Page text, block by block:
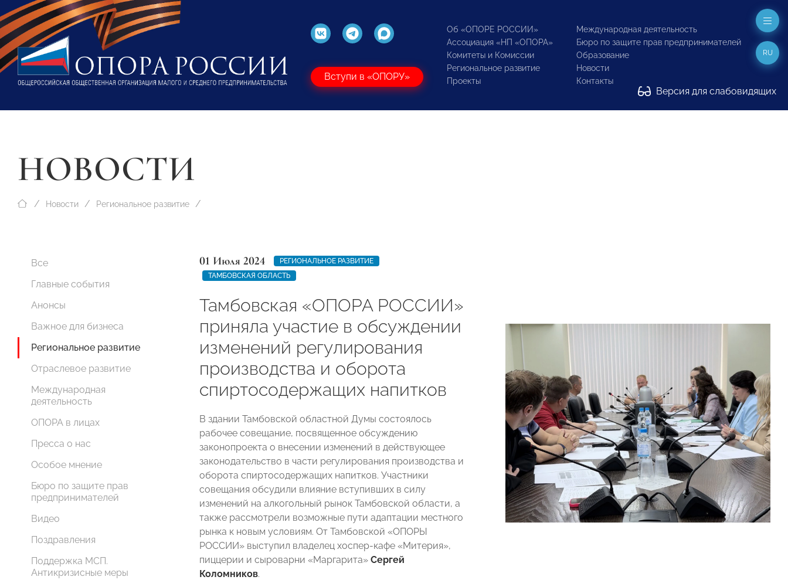
Вступи в «ОПОРУ»
Об «ОПОРЕ РОССИИ»
Ассоциация «НП «ОПОРА»
Комитеты и Комиссии
Региональное развитие
Проекты
Международная деятельность
Бюро по защите прав предпринимателей
Образование
Новости
Контакты
Версия для слабовидящих
RU
НОВОСТИ
Новости Региональное развитие
Все
Главные события
Анонсы
Важное для бизнеса
Региональное развитие
Отраслевое развитие
Международная
деятельность
ОПОРА в лицах
Пресса о нас
Особое мнение
Бюро по защите прав
предпринимателей
Видео
Поздравления
Поддержка МСП.
Антикризисные меры
01 Июля 2024
РЕГИОНАЛЬНОЕ РАЗВИТИЕ
ТАМБОВСКАЯ ОБЛАСТЬ
Тамбовская «ОПОРА РОССИИ»
приняла участие в обсуждении
изменений регулирования
производства и оборота
спиртосодержащих напитков
В здании Тамбовской областной Думы состоялось
рабочее совещание, посвященное обсуждению
законопроекта о внесении изменений в действующее
законодательство в части регулирования производства и
оборота спиртосодержащих напитков. Участники
совещания обсудили влияние вступивших в силу
изменений на алкогольный рынок Тамбовской области, а
также рассмотрели возможные пути адаптации местного
рынка к новым условиям. От Тамбовской «ОПОРЫ
РОССИИ» выступил владелец хоспер-кафе «Митерия»,
пиццерии и сыроварни «Маргарита» Сергей
Коломников.